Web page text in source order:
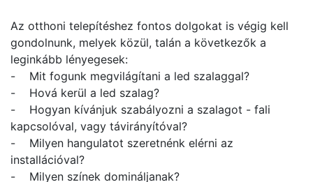
Az otthoni telepítéshez fontos dolgokat is végig kell
gondolnunk, melyek közül, talán a következők a
leginkább lényegesek:
- Mit fogunk megvilágítani a led szalaggal?
- Hová kerül a led szalag?
- Hogyan kívánjuk szabályozni a szalagot - fali
kapcsolóval, vagy távirányítóval?
- Milyen hangulatot szeretnénk elérni az
installációval?
- Milyen színek domináljanak?